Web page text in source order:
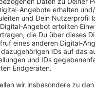
geklaut. Betroffen sind
Zeuginnen und Zeugen
Bargeld aus einem Haus
Veröffentlicht:Montag,
Anzeige